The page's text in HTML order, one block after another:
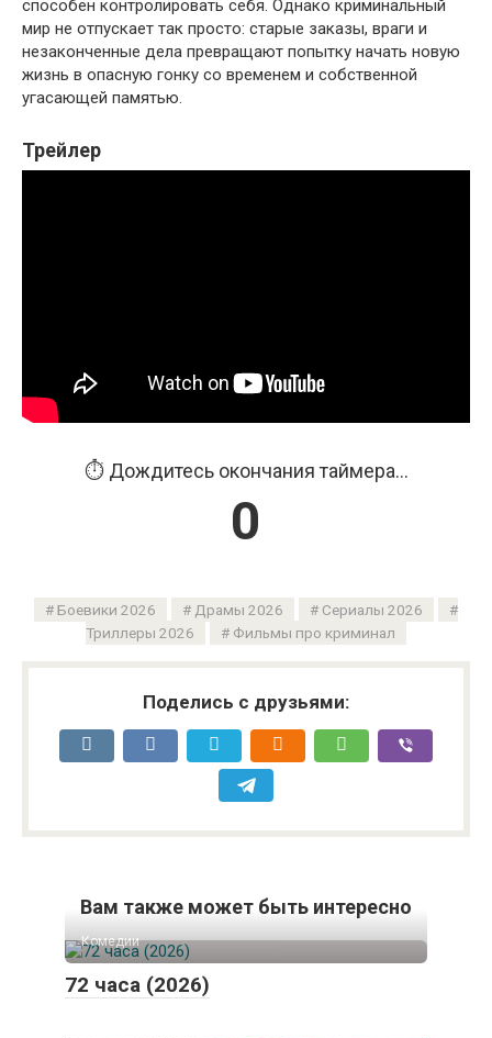
способен контролировать себя. Однако криминальный
мир не отпускает так просто: старые заказы, враги и
незаконченные дела превращают попытку начать новую
жизнь в опасную гонку со временем и собственной
угасающей памятью.
Трейлер
⏱️ Дождитесь окончания таймера...
0
Боевики 2026 Драмы 2026
Сериалы 2026
Триллеры 2026
Фильмы про криминал
Поделись с друзьями:
Вам также может быть интересно
Комедии
72 часа (2026)